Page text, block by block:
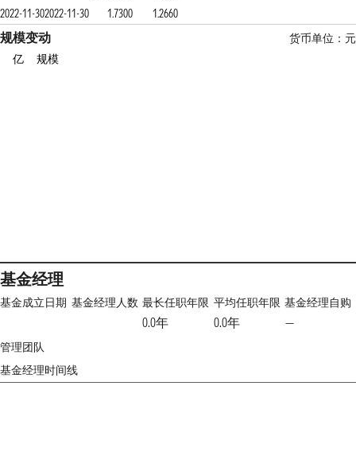
2022-11-302022-11-30 1.7300 1.2660
规模变动
货币单位：元
亿
规模
基金经理
基金成立日期 基金经理人数 最长任职年限
0.0年
平均任职年限
0.0年
基金经理自购
—
管理团队
基金经理时间线